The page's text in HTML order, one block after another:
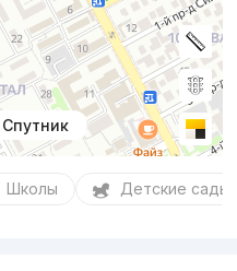
Спутник
Школы Детские сады